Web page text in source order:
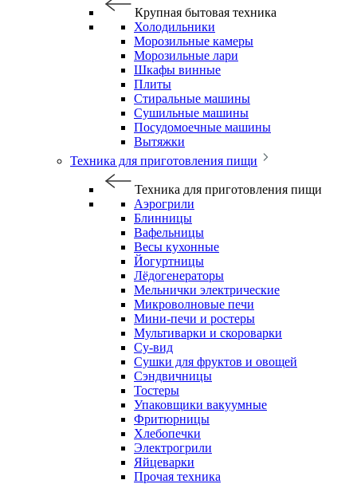
Крупная бытовая техника
Холодильники
Морозильные камеры
Морозильные лари
Шкафы винные
Плиты
Стиральные машины
Сушильные машины
Посудомоечные машины
Вытяжки
Техника для приготовления пищи
Техника для приготовления пищи
Аэрогрили
Блинницы
Вафельницы
Весы кухонные
Йогуртницы
Лёдогенераторы
Мельнички электрические
Микроволновые печи
Мини-печи и ростеры
Мультиварки и скороварки
Су-вид
Сушки для фруктов и овощей
Сэндвичницы
Тостеры
Упаковщики вакуумные
Фритюрницы
Хлебопечки
Электрогрили
Яйцеварки
Прочая техника